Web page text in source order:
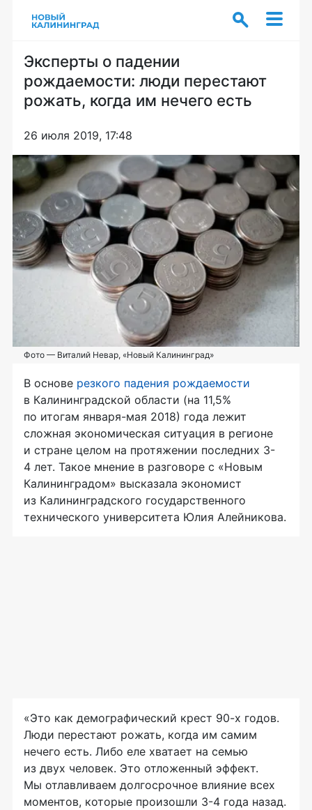
Эксперты о падении
рождаемости: люди перестают
рожать, когда им нечего есть
26 июля 2019, 17:48
Фото — Виталий Невар, «Новый Калининград»
В основе резкого падения рождаемости
в Калининградской области (на 11,5%
по итогам января-мая 2018) года лежит
сложная экономическая ситуация в регионе
и стране целом на протяжении последних 3-
4 лет. Такое мнение в разговоре с «Новым
Калининградом» высказала экономист
из Калининградского государственного
технического университета Юлия Алейникова.
«Это как демографический крест 90-х годов.
Люди перестают рожать, когда им самим
нечего есть. Либо еле хватает на семью
из двух человек. Это отложенный эффект.
Мы отлавливаем долгосрочное влияние всех
моментов, которые произошли 3-4 года назад.